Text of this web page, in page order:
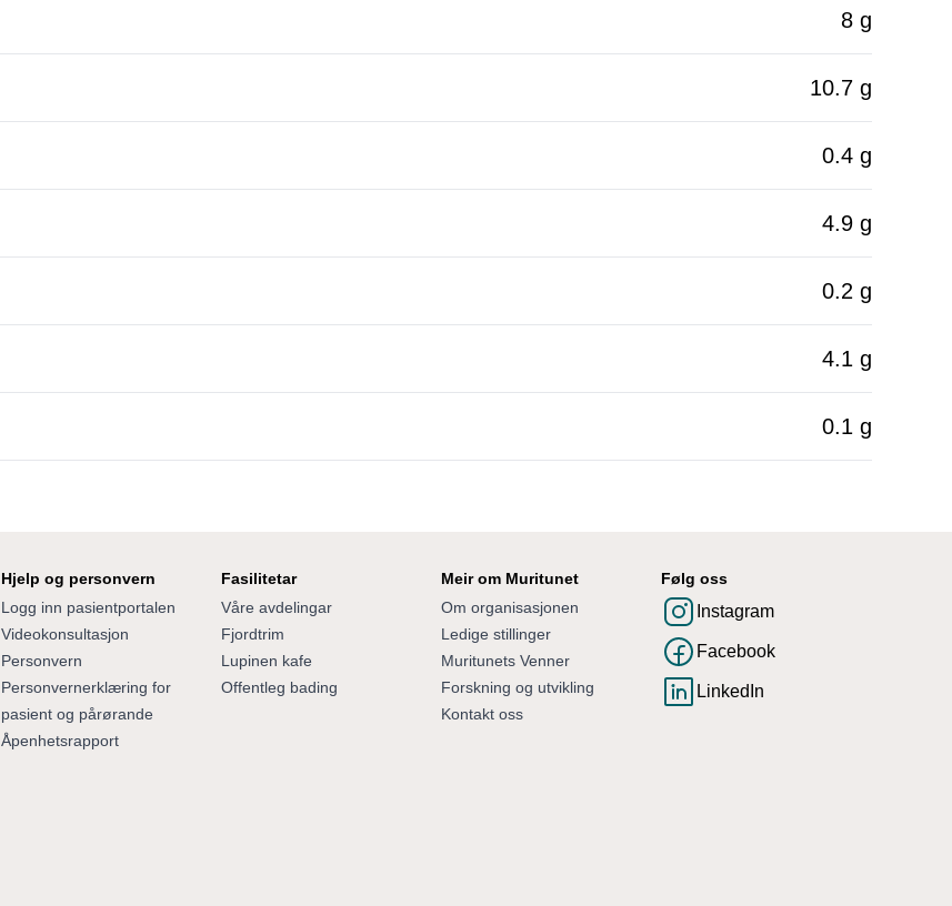
8 g
10.7 g
0.4 g
4.9 g
0.2 g
4.1 g
0.1 g
Hjelp og personvern
Logg inn pasientportalen
Videokonsultasjon
Personvern
Personvernerklæring for
pasient og pårørande
Åpenhetsrapport
Fasilitetar
Våre avdelingar
Fjordtrim
Lupinen kafe
Offentleg bading
Meir om Muritunet
Om organisasjonen
Ledige stillinger
Muritunets Venner
Forskning og utvikling
Kontakt oss
Følg oss
Instagram
Facebook
LinkedIn